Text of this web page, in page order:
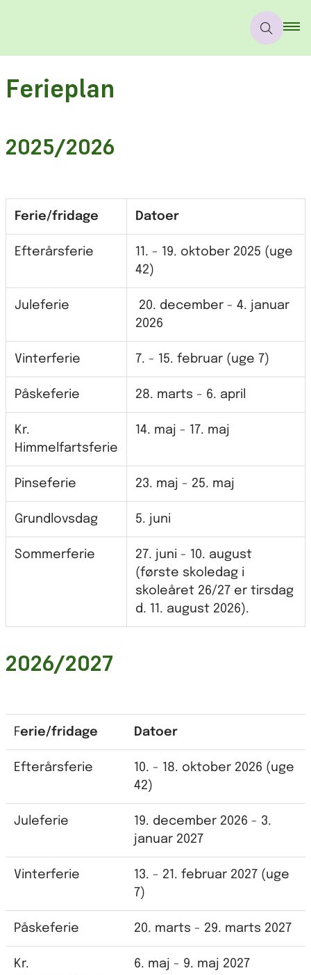
Ferieplan
2025/2026
Ferie/fridage Datoer
Efterårsferie
11. - 19. oktober 2025 (uge
42)
Juleferie
20. december - 4. januar
2026
Vinterferie 7. - 15. februar (uge 7)
Påskeferie 28. marts - 6. april
Kr.
Himmelfartsferie
14. maj - 17. maj
Pinseferie 23. maj - 25. maj
Grundlovsdag 5. juni
Sommerferie
27. juni - 10. august
(første skoledag i
skoleåret 26/27 er tirsdag
d. 11. august 2026).
2026/2027
Ferie/fridage Datoer
Efterårsferie
10. - 18. oktober 2026 (uge
42)
Juleferie
19. december 2026 - 3.
januar 2027
Vinterferie
13. - 21. februar 2027 (uge
7)
Påskeferie 20. marts - 29. marts 2027
Kr.
6. maj - 9. maj 2027